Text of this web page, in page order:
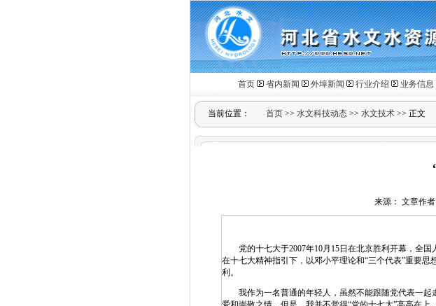
首页 省内新闻 外埠新闻 行业介绍 业务信息
当前位置： 首页 >> 水文科技动态 >> 水文技术 >> 正文
来源： 文章作
党的十七大于2007年10月15日在北京胜利开幕，全国
在十七大精神指引下，以邓小平理论和“三个代表”重要
利。
我作为一名普通的年轻人，虽然不能跟随党代表一起